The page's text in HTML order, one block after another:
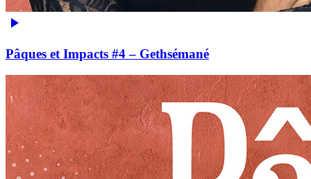
Pâques et Impacts #4 – Gethsémané